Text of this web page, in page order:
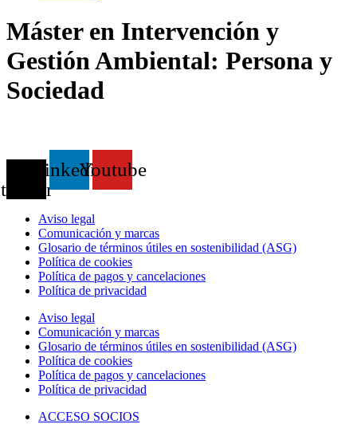
Máster en Intervención y
Gestión Ambiental: Persona y
Sociedad
twitter
LinkedinYoutube
Aviso legal
Comunicación y marcas
Glosario de términos útiles en sostenibilidad (ASG)
Política de cookies
Política de pagos y cancelaciones
Política de privacidad
Aviso legal
Comunicación y marcas
Glosario de términos útiles en sostenibilidad (ASG)
Política de cookies
Política de pagos y cancelaciones
Política de privacidad
ACCESO SOCIOS